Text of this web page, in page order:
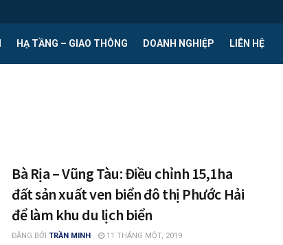
HẠ TẦNG – GIAO THÔNG DOANH NGHIỆP LIÊN HỆ
Bà Rịa – Vũng Tàu: Điều chỉnh 15,1ha
đất sản xuất ven biển đô thị Phước Hải
để làm khu du lịch biển
ĐĂNG BỞI TRẦN MINH 11 THÁNG MỘT, 2019